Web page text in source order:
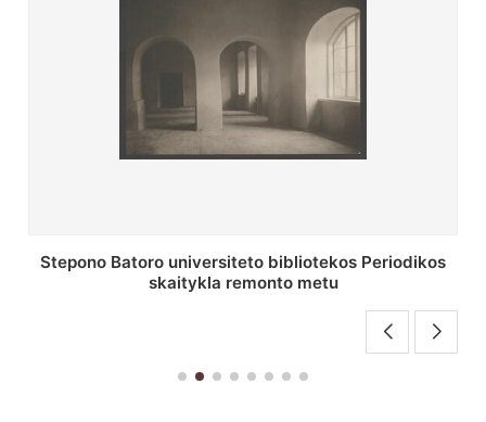
P. Smuglevičiaus salė Stepono Batoro universiteto
bibliotekos laikotarpiu